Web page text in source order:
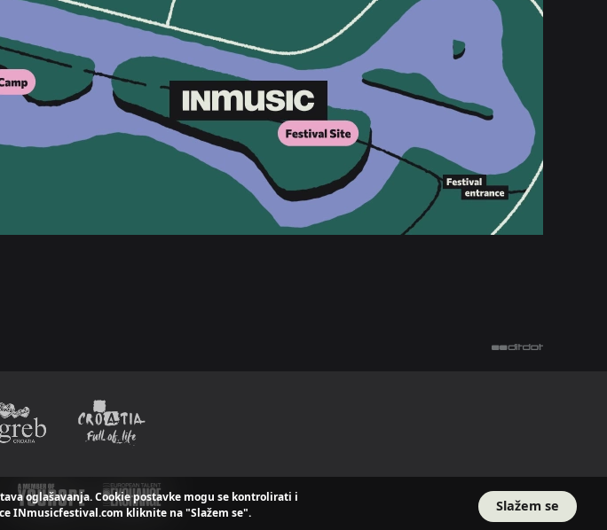
oglašavanja. Cookie postavke mogu se kontrolirati i
INmusicfestival.com kliknite na "Slažem se".
Slažem se